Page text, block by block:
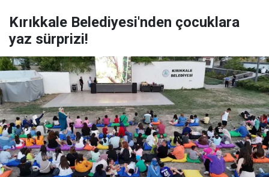
Kırıkkale Belediyesi'nden çocuklara
yaz sürprizi!